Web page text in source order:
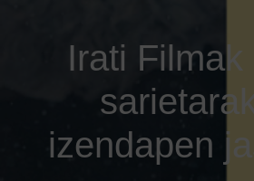
Irati Filmak
izendapen